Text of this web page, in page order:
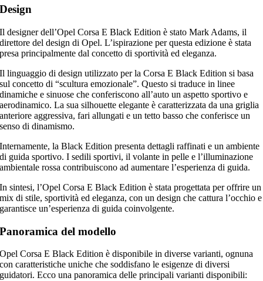
Design
Il designer dell’Opel Corsa E Black Edition è stato Mark Adams, il
direttore del design di Opel. L’ispirazione per questa edizione è stata
presa principalmente dal concetto di sportività ed eleganza.
Il linguaggio di design utilizzato per la Corsa E Black Edition si basa
sul concetto di “scultura emozionale”. Questo si traduce in linee
dinamiche e sinuose che conferiscono all’auto un aspetto sportivo e
aerodinamico. La sua silhouette elegante è caratterizzata da una griglia
anteriore aggressiva, fari allungati e un tetto basso che conferisce un
senso di dinamismo.
Internamente, la Black Edition presenta dettagli raffinati e un ambiente
di guida sportivo. I sedili sportivi, il volante in pelle e l’illuminazione
ambientale rossa contribuiscono ad aumentare l’esperienza di guida.
In sintesi, l’Opel Corsa E Black Edition è stata progettata per offrire un
mix di stile, sportività ed eleganza, con un design che cattura l’occhio e
garantisce un’esperienza di guida coinvolgente.
Panoramica del modello
Opel Corsa E Black Edition è disponibile in diverse varianti, ognuna
con caratteristiche uniche che soddisfano le esigenze di diversi
guidatori. Ecco una panoramica delle principali varianti disponibili: